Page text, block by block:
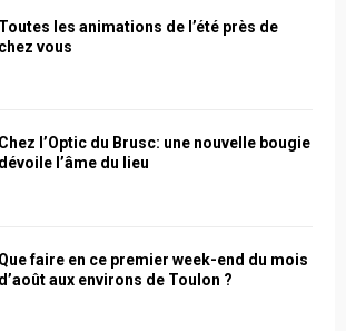
Toutes les animations de l’été près de
chez vous
Chez l’Optic du Brusc: une nouvelle bougie
dévoile l’âme du lieu
Que faire en ce premier week-end du mois
d’août aux environs de Toulon ?